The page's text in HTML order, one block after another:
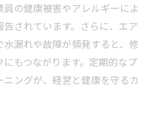
の健康被害やアレルギーによ
されています。さらに、エア
漏れや故障が頻発すると、修
もつながります。定期的なプ
ングが、経営と健康を守るカ